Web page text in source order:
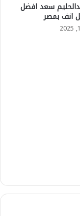
سعد افضل
انف بمصر